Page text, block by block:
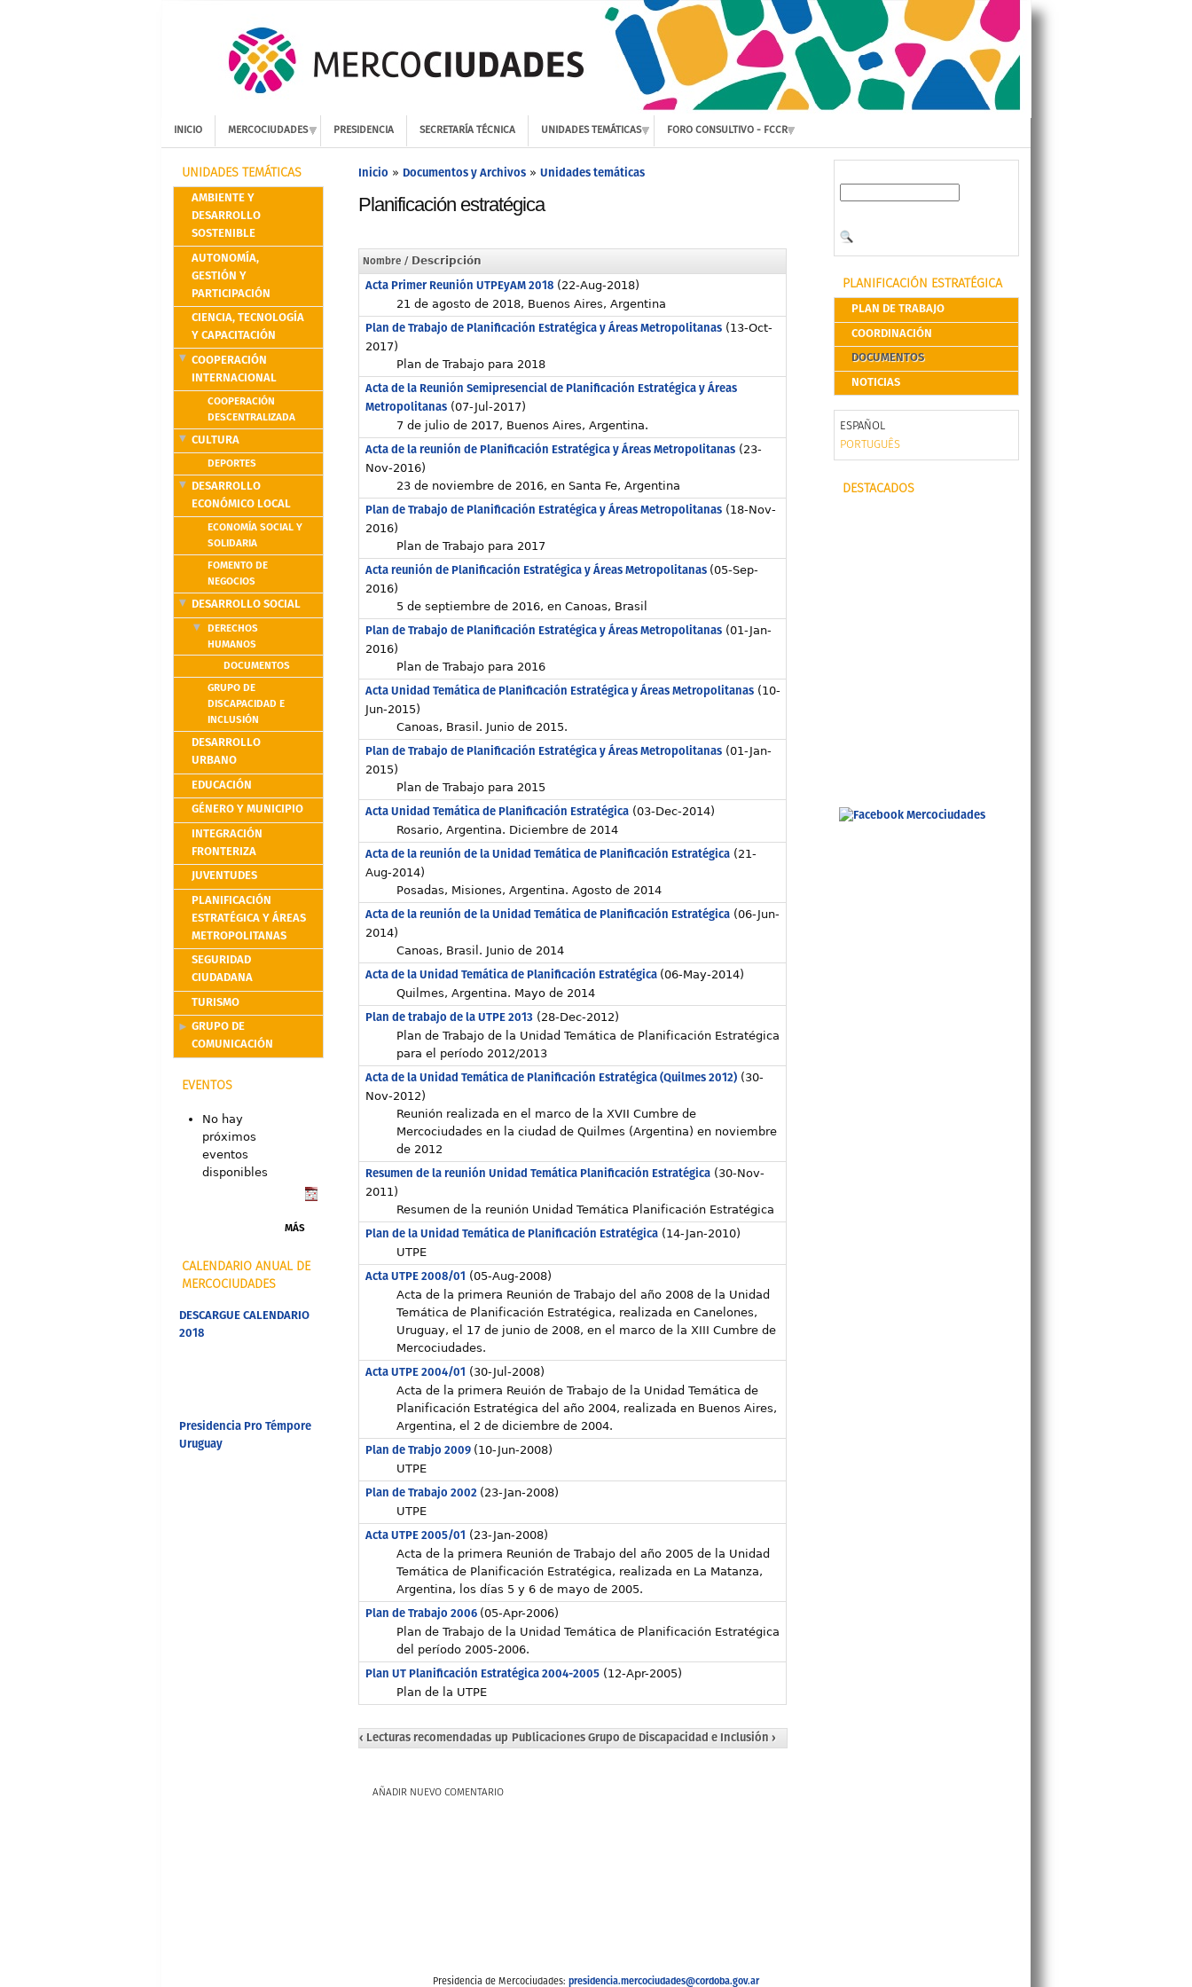
INICIO MERCOCIUDADES PRESIDENCIA SECRETARÍA TÉCNICA UNIDADES TEMÁTICAS FORO CONSULTIVO - FCCR
UNIDADES TEMÁTICAS
AMBIENTE Y
DESARROLLO
SOSTENIBLE
AUTONOMÍA,
GESTIÓN Y
PARTICIPACIÓN
CIENCIA, TECNOLOGÍA
Y CAPACITACIÓN
COOPERACIÓN
INTERNACIONAL
COOPERACIÓN
DESCENTRALIZADA
CULTURA
DEPORTES
DESARROLLO
ECONÓMICO LOCAL
ECONOMÍA SOCIAL Y
SOLIDARIA
FOMENTO DE
NEGOCIOS
DESARROLLO SOCIAL
DERECHOS
HUMANOS
DOCUMENTOS
GRUPO DE
DISCAPACIDAD E
INCLUSIÓN
DESARROLLO
URBANO
EDUCACIÓN
GÉNERO Y MUNICIPIO
INTEGRACIÓN
FRONTERIZA
JUVENTUDES
PLANIFICACIÓN
ESTRATÉGICA Y ÁREAS
METROPOLITANAS
SEGURIDAD
CIUDADANA
TURISMO
GRUPO DE
COMUNICACIÓN
EVENTOS
No hay
próximos
eventos
disponibles
MÁS
CALENDARIO ANUAL DE
MERCOCIUDADES
DESCARGUE CALENDARIO
2018
Presidencia Pro Témpore
Uruguay
Inicio » Documentos y Archivos » Unidades temáticas
Planificación estratégica
Nombre / Descripción
Acta Primer Reunión UTPEyAM 2018(22-Aug-2018)
21 de agosto de 2018, Buenos Aires, Argentina
Plan de Trabajo de Planificación Estratégica y Áreas Metropolitanas(13-Oct-
2017)
Plan de Trabajo para 2018
Acta de la Reunión Semipresencial de Planificación Estratégica y Áreas
Metropolitanas(07-Jul-2017)
7 de julio de 2017, Buenos Aires, Argentina.
Acta de la reunión de Planificación Estratégica y Áreas Metropolitanas(23-
Nov-2016)
23 de noviembre de 2016, en Santa Fe, Argentina
Plan de Trabajo de Planificación Estratégica y Áreas Metropolitanas(18-Nov-
2016)
Plan de Trabajo para 2017
Acta reunión de Planificación Estratégica y Áreas Metropolitanas (05-Sep-
2016)
5 de septiembre de 2016, en Canoas, Brasil
Plan de Trabajo de Planificación Estratégica y Áreas Metropolitanas(01-Jan-
2016)
Plan de Trabajo para 2016
Acta Unidad Temática de Planificación Estratégica y Áreas Metropolitanas(10-
Jun-2015)
Canoas, Brasil. Junio de 2015.
Plan de Trabajo de Planificación Estratégica y Áreas Metropolitanas(01-Jan-
2015)
Plan de Trabajo para 2015
Acta Unidad Temática de Planificación Estratégica(03-Dec-2014)
Rosario, Argentina. Diciembre de 2014
Acta de la reunión de la Unidad Temática de Planificación Estratégica(21-
Aug-2014)
Posadas, Misiones, Argentina. Agosto de 2014
Acta de la reunión de la Unidad Temática de Planificación Estratégica(06-Jun-
2014)
Canoas, Brasil. Junio de 2014
Acta de la Unidad Temática de Planificación Estratégica (06-May-2014)
Quilmes, Argentina. Mayo de 2014
Plan de trabajo de la UTPE 2013(28-Dec-2012)
Plan de Trabajo de la Unidad Temática de Planificación Estratégica
para el período 2012/2013
Acta de la Unidad Temática de Planificación Estratégica (Quilmes 2012)(30-
Nov-2012)
Reunión realizada en el marco de la XVII Cumbre de
Mercociudades en la ciudad de Quilmes (Argentina) en noviembre
de 2012
Resumen de la reunión Unidad Temática Planificación Estratégica(30-Nov-
2011)
Resumen de la reunión Unidad Temática Planificación Estratégica
Plan de la Unidad Temática de Planificación Estratégica(14-Jan-2010)
UTPE
Acta UTPE 2008/01 (05-Aug-2008)
Acta de la primera Reunión de Trabajo del año 2008 de la Unidad
Temática de Planificación Estratégica, realizada en Canelones,
Uruguay, el 17 de junio de 2008, en el marco de la XIII Cumbre de
Mercociudades.
Acta UTPE 2004/01 (30-Jul-2008)
Acta de la primera Reuión de Trabajo de la Unidad Temática de
Planificación Estratégica del año 2004, realizada en Buenos Aires,
Argentina, el 2 de diciembre de 2004.
Plan de Trabjo 2009 (10-Jun-2008)
UTPE
Plan de Trabajo 2002 (23-Jan-2008)
UTPE
Acta UTPE 2005/01 (23-Jan-2008)
Acta de la primera Reunión de Trabajo del año 2005 de la Unidad
Temática de Planificación Estratégica, realizada en La Matanza,
Argentina, los días 5 y 6 de mayo de 2005.
Plan de Trabajo 2006 (05-Apr-2006)
Plan de Trabajo de la Unidad Temática de Planificación Estratégica
del período 2005-2006.
Plan UT Planificación Estratégica 2004-2005(12-Apr-2005)
Plan de la UTPE
‹ Lecturas recomendadasup Publicaciones Grupo de Discapacidad e Inclusión ›
AÑADIR NUEVO COMENTARIO
PLANIFICACIÓN ESTRATÉGICA
PLAN DE TRABAJO
COORDINACIÓN
DOCUMENTOS
NOTICIAS
ESPAÑOL
PORTUGUÊS
DESTACADOS
Presidencia de Mercociudades: presidencia.mercociudades@cordoba.gov.ar